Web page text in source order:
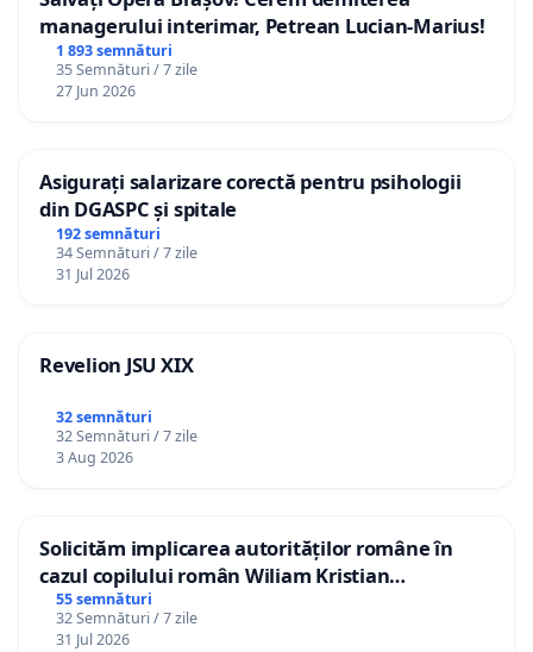
managerului interimar, Petrean Lucian-Marius!
1 893 semnături
35 Semnături / 7 zile
27 Jun 2026
Asigurați salarizare corectă pentru psihologii
din DGASPC și spitale
192 semnături
34 Semnături / 7 zile
31 Jul 2026
Revelion JSU XIX
32 semnături
32 Semnături / 7 zile
3 Aug 2026
Solicităm implicarea autorităților române în
cazul copilului român Wiliam Kristian
Gheorghe, aflat în plasament în Danemarca de
12 ani
55 semnături
32 Semnături / 7 zile
31 Jul 2026